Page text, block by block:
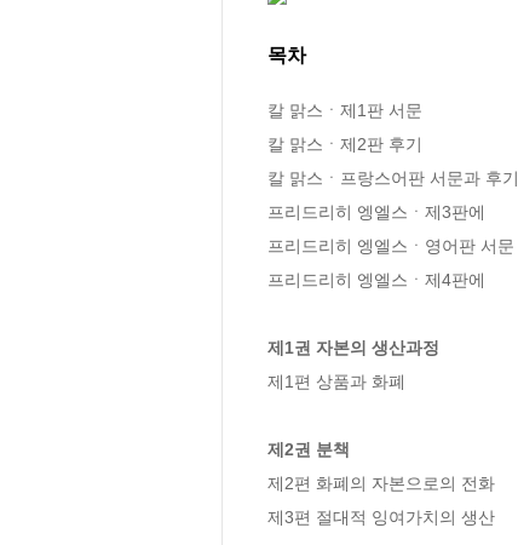
목차
칼 맑스ㆍ제1판 서문
칼 맑스ㆍ제2판 후기
칼 맑스ㆍ프랑스어판 서문과 후기
프리드리히 엥엘스ㆍ제3판에
프리드리히 엥엘스ㆍ영어판 서문
프리드리히 엥엘스ㆍ제4판에
제1권 자본의 생산과정
제1편 상품과 화폐
제2권 분책
제2편 화폐의 자본으로의 전화
제3편 절대적 잉여가치의 생산